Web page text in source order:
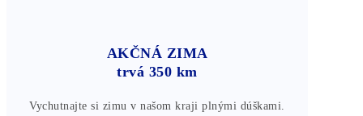
AKČNÁ ZIMA
trvá 350 km
Vychutnajte si zimu v našom kraji plnými dúškami.